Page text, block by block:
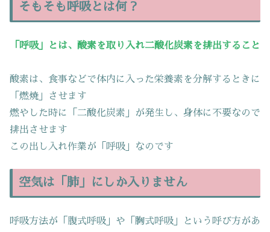
そもそも呼吸とは何？
「呼吸」とは、酸素を取り入れ二酸化炭素を排出すること
酸素は、食事などで体内に入った栄養素を分解するときに
「燃焼」させます
燃やした時に「二酸化炭素」が発生し、身体に不要なので
排出させます
この出し入れ作業が「呼吸」なのです
空気は「肺」にしか入りません
呼吸方法が「腹式呼吸」や「胸式呼吸」という呼び方があ